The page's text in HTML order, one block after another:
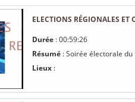
ELECTIONS RÉGIONALES ET
Durée : 00:59:26
Résumé : Soirée électorale
Lieux :